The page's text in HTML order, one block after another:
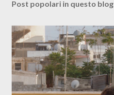
Post popolari in questo blog